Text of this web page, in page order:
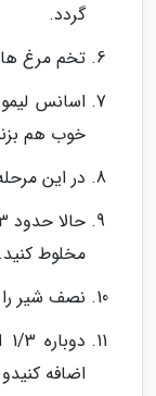
گردد.
تخم مرغ
اسانس
خوب هم
در این
مخلوط کنید.
نصف شیر
اضافه